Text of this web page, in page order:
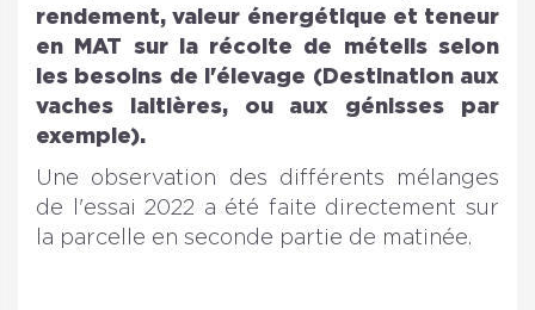
rendement, valeur énergétique et teneur
en MAT sur la récolte de méteils selon
les besoins de l'élevage (Destination aux
vaches laitières, ou aux génisses par
exemple).
Une observation des différents mélanges
de l'essai 2022 a été faite directement sur
la parcelle en seconde partie de matinée.